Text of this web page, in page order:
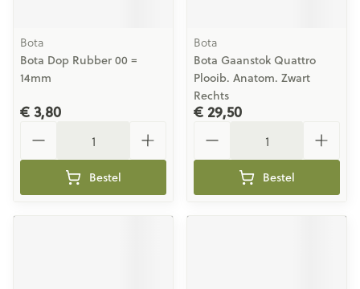
Bota
Bota Dop Rubber 00 =
14mm
€ 3,80
Bestel
Bota
Bota Gaanstok Quattro
Plooib. Anatom. Zwart
Rechts
€ 29,50
Bestel